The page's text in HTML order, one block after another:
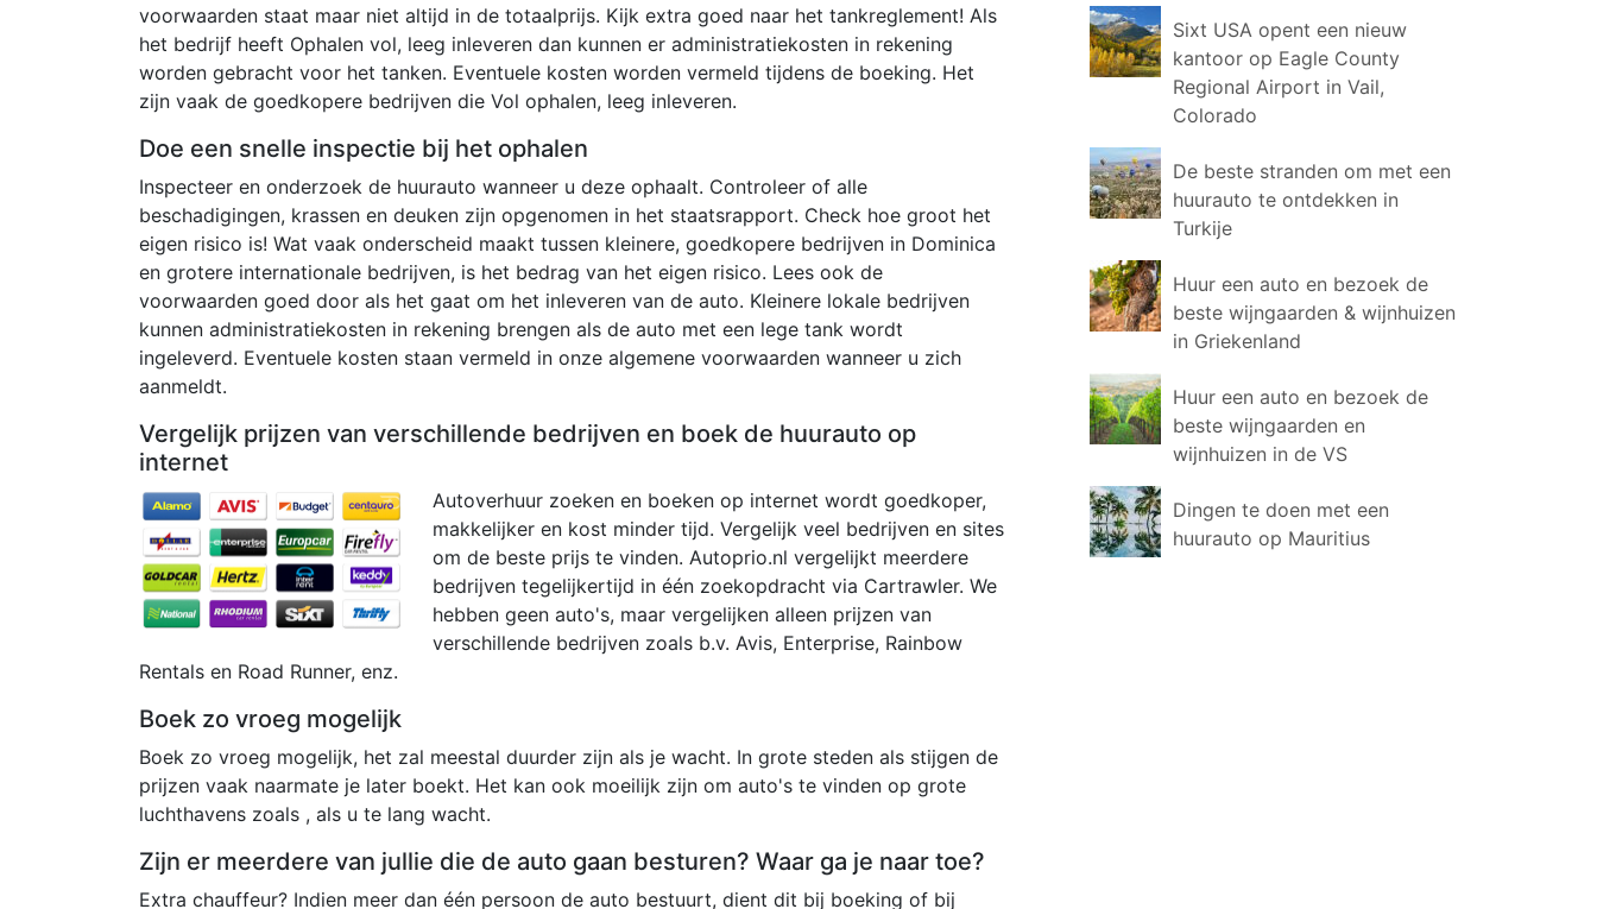
voorwaarden staat maar niet altijd in de totaalprijs. Kijk extra goed naar het tankreglement! Als
het bedrijf heeft Ophalen vol, leeg inleveren dan kunnen er administratiekosten in rekening
worden gebracht voor het tanken. Eventuele kosten worden vermeld tijdens de boeking. Het
zijn vaak de goedkopere bedrijven die Vol ophalen, leeg inleveren.
Doe een snelle inspectie bij het ophalen
Inspecteer en onderzoek de huurauto wanneer u deze ophaalt. Controleer of alle
beschadigingen, krassen en deuken zijn opgenomen in het staatsrapport. Check hoe groot het
eigen risico is! Wat vaak onderscheid maakt tussen kleinere, goedkopere bedrijven in Dominica
en grotere internationale bedrijven, is het bedrag van het eigen risico. Lees ook de
voorwaarden goed door als het gaat om het inleveren van de auto. Kleinere lokale bedrijven
kunnen administratiekosten in rekening brengen als de auto met een lege tank wordt
ingeleverd. Eventuele kosten staan ​​vermeld in onze algemene voorwaarden wanneer u zich
aanmeldt.
Vergelijk prijzen van verschillende bedrijven en boek de huurauto op
internet
Autoverhuur zoeken en boeken op internet wordt goedkoper,
makkelijker en kost minder tijd. Vergelijk veel bedrijven en sites
om de beste prijs te vinden. Autoprio.nl vergelijkt meerdere
bedrijven tegelijkertijd in één zoekopdracht via Cartrawler. We
hebben geen auto's, maar vergelijken alleen prijzen van
verschillende bedrijven zoals b.v. Avis, Enterprise, Rainbow
Rentals en Road Runner, enz.
Boek zo vroeg mogelijk
Boek zo vroeg mogelijk, het zal meestal duurder zijn als je wacht. In grote steden als stijgen de
prijzen vaak naarmate je later boekt. Het kan ook moeilijk zijn om auto's te vinden op grote
luchthavens zoals , als u te lang wacht.
Zijn er meerdere van jullie die de auto gaan besturen? Waar ga je naar toe?
Extra chauffeur? Indien meer dan één persoon de auto bestuurt, dient dit bij boeking of bij
Sixt USA opent een nieuw
kantoor op Eagle County
Regional Airport in Vail,
Colorado
De beste stranden om met een
huurauto te ontdekken in
Turkije
Huur een auto en bezoek de
beste wijngaarden & wijnhuizen
in Griekenland
Huur een auto en bezoek de
beste wijngaarden en
wijnhuizen in de VS
Dingen te doen met een
huurauto op Mauritius